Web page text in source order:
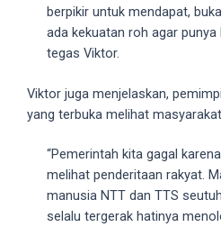
ourselves.
each
categorized
sections
berpikir untuk mendapat,
ada kekuatan roh agar punya
tegas Viktor.
Viktor juga menjelaskan,
yang terbuka melihat masyarakat.
“Pemerintah kita gagal
melihat penderitaan rakyat.
manusia NTT dan TTS
selalu tergerak hatinya